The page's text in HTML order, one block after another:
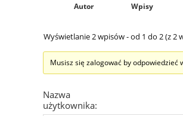
Autor Wpisy
Wyświetlanie 2 wpisów - od 1 do 2 (z 2
Musisz się zalogować by odpowiedzieć
Nazwa
użytkownika: